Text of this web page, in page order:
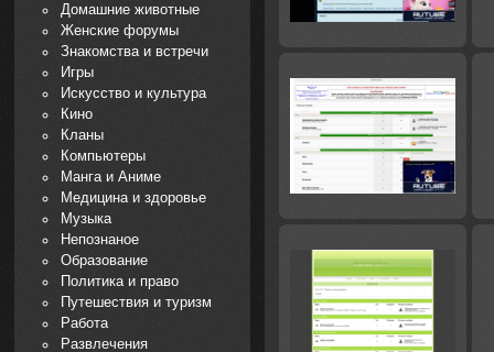
Домашние животные
Женские форумы
Знакомства и встречи
Игры
Искусство и культура
Кино
Кланы
Компьютеры
Манга и Аниме
Медицина и здоровье
Музыка
Непознаное
Образование
Политика и право
Путешествия и туризм
Работа
Развлечения